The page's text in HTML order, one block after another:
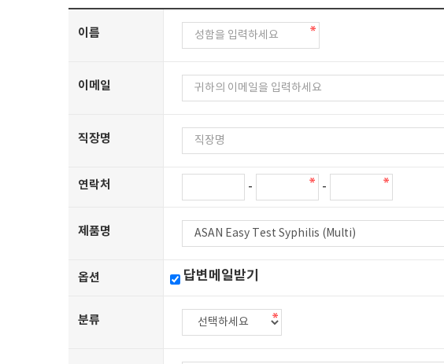
이름
이메일
직장명
연락처 - -
제품명
옵션 답변메일받기
분류